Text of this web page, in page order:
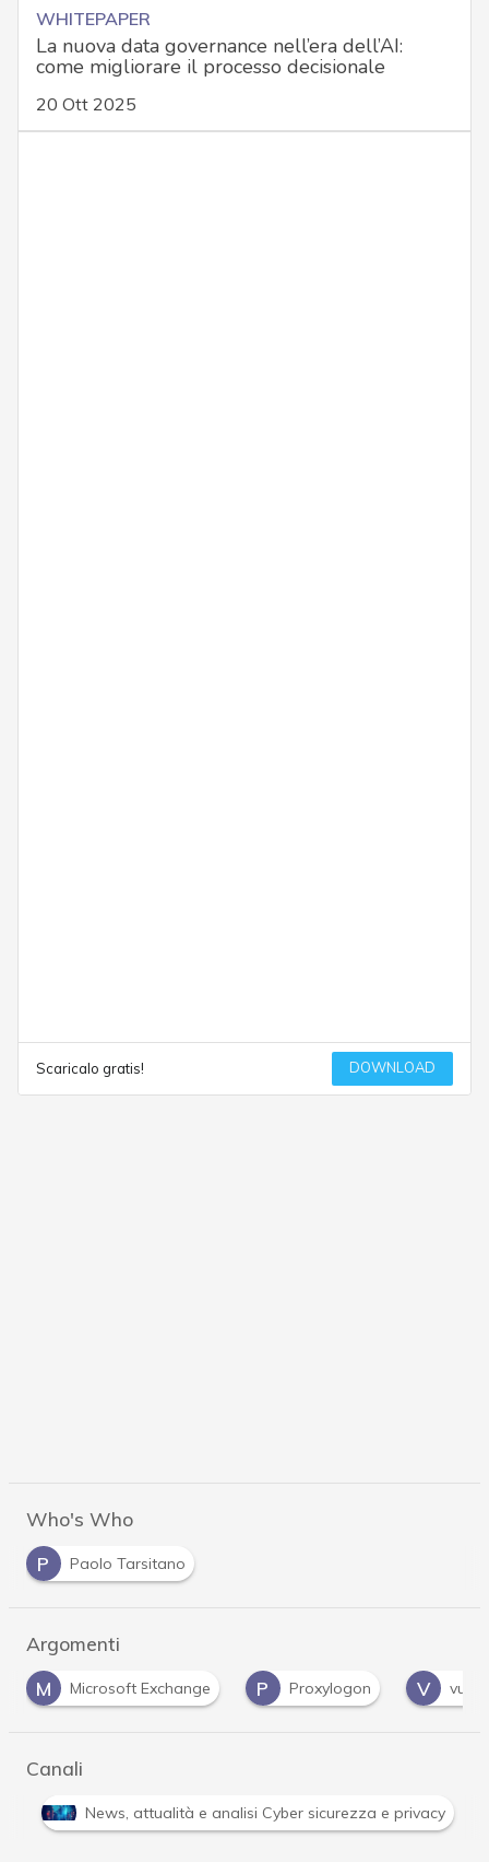
WHITEPAPER
La nuova data governance nell’era dell’AI:
come migliorare il processo decisionale
20 Ott 2025
Scaricalo gratis! DOWNLOAD
Who's Who
P
Paolo Tarsitano
Argomenti
Exchange P Proxylogon V vulnerabilità
Canali
Attacchi hacker e Malware: le ultime news in tempo